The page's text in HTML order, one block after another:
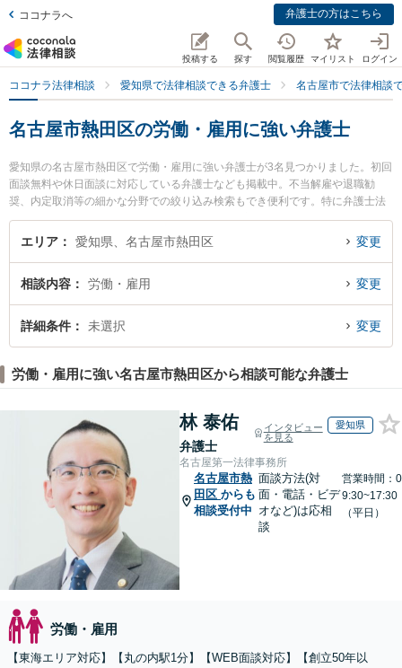
ココナラへ 弁護士の方はこちら
投稿する 探す 閲覧履歴 マイリスト ログイン
ココナラ法律相談 愛知県で法律相談できる弁護士 名古屋市で法律相談
名古屋市熱田区の労働・雇用に強い弁護士
愛知県の名古屋市熱田区で労働・雇用に強い弁護士が3名見つかりました。初回
面談無料や休日面談に対応している弁護士なども掲載中。不当解雇や退職勧
奨、内定取消等の細かな分野での絞り込み検索もでき便利です。特に弁護士法
人名古屋総合法律事務所 金山駅前事務所の田村 淳弁護士や弁護士法人名古屋総
合法律事務所 金山駅前事務所の楠野 翔也弁護士、弁護士法人名古屋総合法律事
のトラブルを今すぐに弁護士に相談したい』『労働・雇用のトラブル解決の実
績豊富な近くの弁護士を検索したい』『初回相談無料で労働・雇用を法律相談
できる名古屋市熱田区内の弁護士に相談予約したい』などでお困りの相談者さ
エリア 愛知県、名古屋市熱田区 変更
相談内容 労働・雇用 変更
詳細条件 未選択 変更
労働・雇用に強い名古屋市熱田区から相談可能な弁護士
林 泰佑
弁護士
インタビュー
を見る
愛知県
名古屋第一法律事務所
名古屋市熱
田区 からも
相談受付中
面談方法(対
面・電話・ビデ
オなど)は応相
談
営業時間：0
9:30~17:30
（平日）
労働・雇用
【東海エリア対応】【丸の内駅1分】【WEB面談対応】【創立50年以